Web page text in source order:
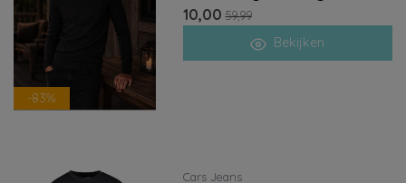
-83%
10,00 59,99
Bekijken
Cars Jeans